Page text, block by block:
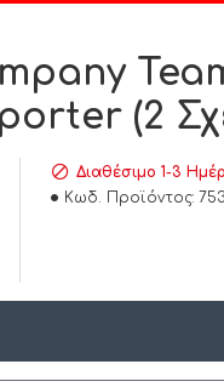
(2
Διαθέσιμο 1-3
Κωδ. Προϊόντος: